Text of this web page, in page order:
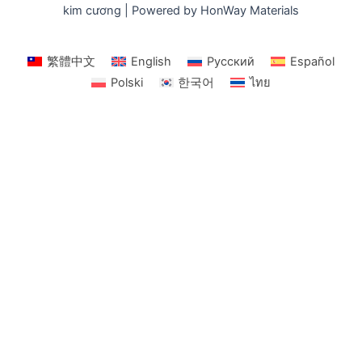
kim cương | Powered by HonWay Materials
繁體中文 English Русский
Español
Polski
한국어 ไทย